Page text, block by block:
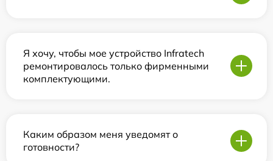
Я хочу, чтобы мое устройство Infratech
ремонтировалось только фирменными
комплектующими.
Каким образом меня уведомят о
готовности?